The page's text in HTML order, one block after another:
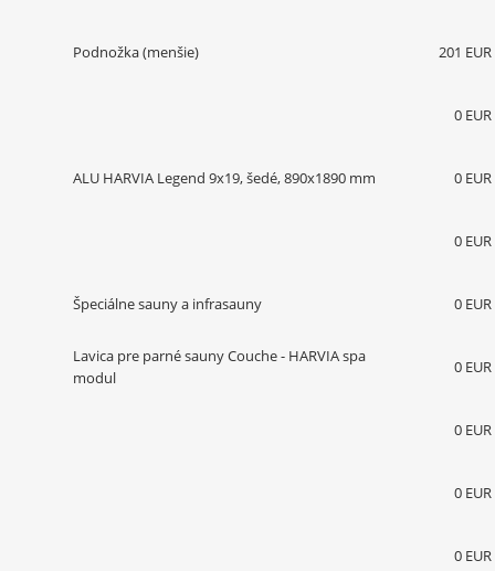
Podnožka (menšie) 201 EUR
0 EUR
ALU HARVIA Legend 9x19, šedé, 890x1890 mm 0 EUR
0 EUR
Špeciálne sauny a infrasauny 0 EUR
Lavica pre parné sauny Couche - HARVIA spa
modul
0 EUR
0 EUR
0 EUR
0 EUR